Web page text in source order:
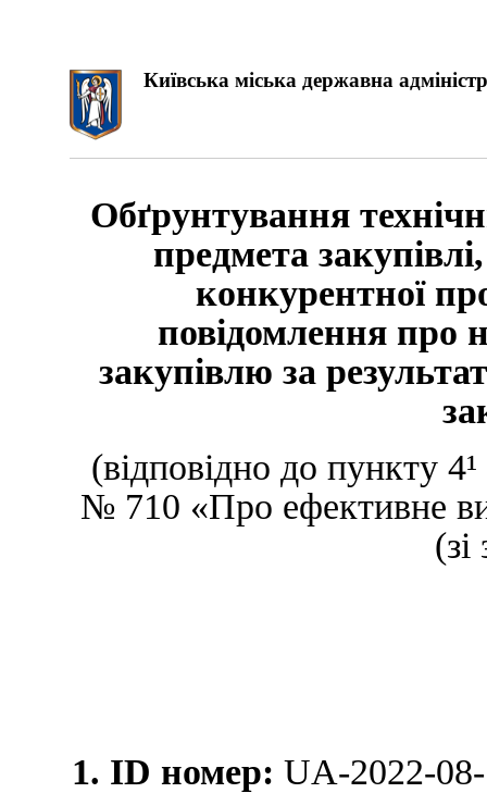
Київська міська державна
Обґрунтування
предмета
конкурентної
повідомлення про
закупівлю за
(відповідно до пункту
№ 710 «Про ефективне
1. ID номер: UA-2022-